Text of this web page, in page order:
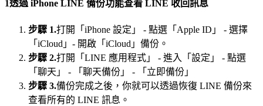
1透過 iPhone LINE 備份功能查看 LINE 收回訊息
步驟 1.打開「iPhone 設定」 - 點選「Apple ID」 - 選擇
「iCloud」- 開啟「iCloud」備份。
步驟 2.打開「LINE 應用程式」 - 進入「設定」 - 點選
「聊天」 - 「聊天備份」 - 「立即備份」
步驟 3.備份完成之後，你就可以透過恢復 LINE 備份來
查看所有的 LINE 訊息。